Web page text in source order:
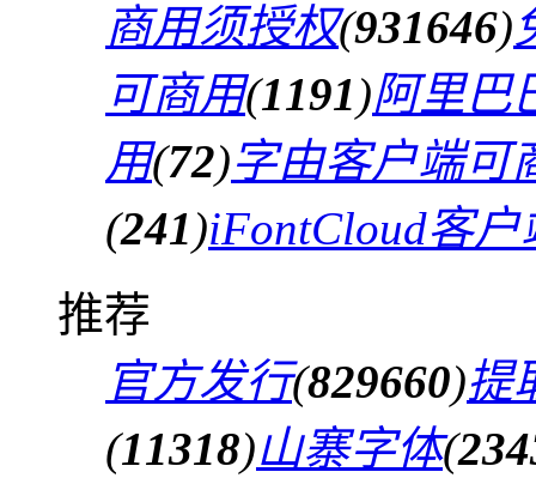
商用须授权(931646)
可商用(1191)阿里巴
用(72)字由客户端可
(241)iFontCloud客
推荐
官方发行(829660)提
(11318)山寨字体(